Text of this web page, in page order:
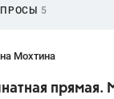
5
Мохтина
прямая.